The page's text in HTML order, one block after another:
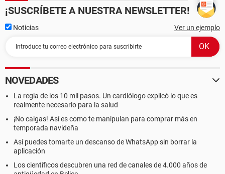
¡SUSCRÍBETE A NUESTRA NEWSLETTER!
Noticias Ver un ejemplo
NOVEDADES
La regla de los 10 mil pasos. Un cardiólogo explicó lo que es
realmente necesario para la salud
¡No caigas! Así es como te manipulan para comprar más en
temporada navideña
Así puedes tomarte un descanso de WhatsApp sin borrar la
aplicación
Los científicos descubren una red de canales de 4.000 años de